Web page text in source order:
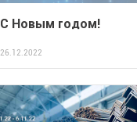
С Новым годом!
26.12.2022